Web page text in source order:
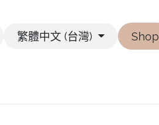
繁體中文 (台灣) Shop